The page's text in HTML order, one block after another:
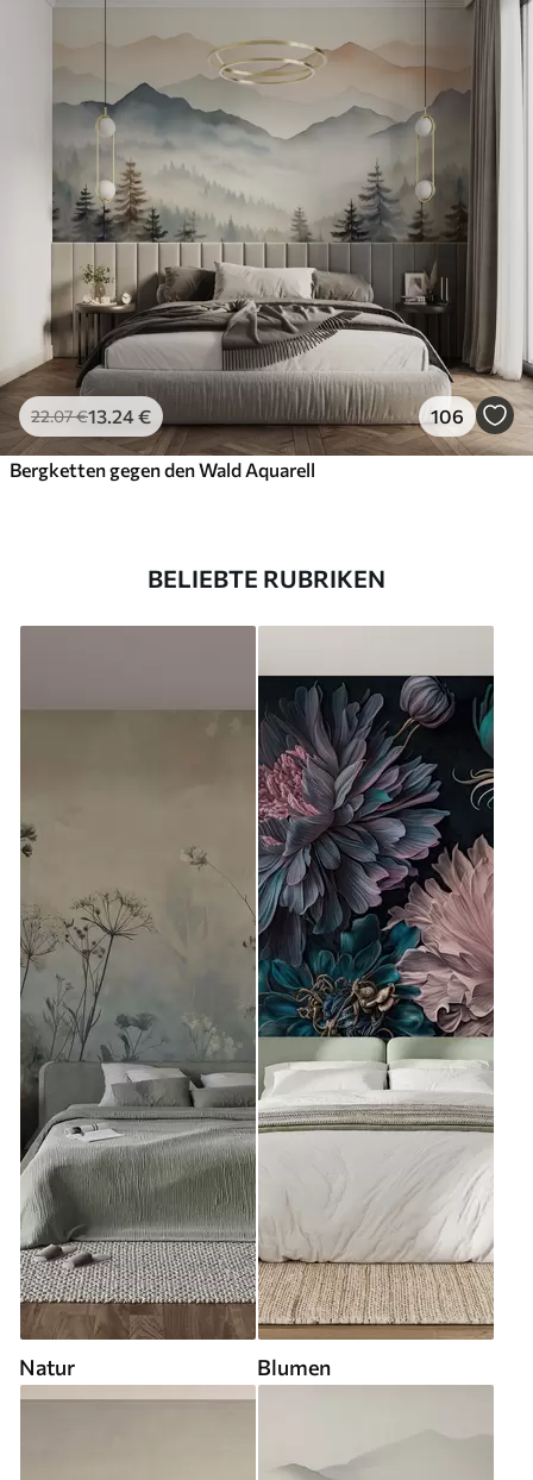
22.07€13.24€ 106
Bergketten gegen den Wald Aquarell
BELIEBTE RUBRIKEN
Natur Blumen